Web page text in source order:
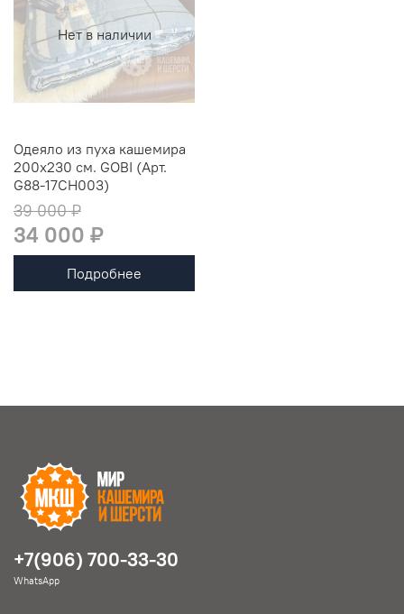
Нет в наличии
Одеяло из пуха кашемира
200x230 см. GOBI (Арт.
G88-17CH003)
39 000 ₽
34 000 ₽
Подробнее
+7(906) 700-33-30
WhatsApp